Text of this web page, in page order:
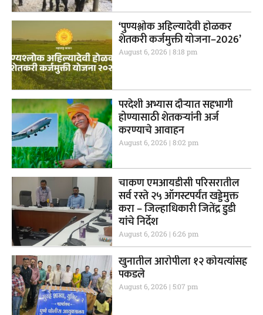
‘पुण्यश्लोक अहिल्यादेवी होळकर
शेतकरी कर्जमुक्ती योजना–2026’
August 6, 2026 8:18 pm
परदेशी अभ्यास दौऱ्यात सहभागी
होण्यासाठी शेतकऱ्यांनी अर्ज
करण्याचे आवाहन
August 6, 2026 8:02 pm
चाकण एमआयडीसी परिसरातील
सर्व रस्ते २५ ऑगस्टपर्यंत खड्डेमुक्त
करा – जिल्हाधिकारी जितेंद्र डुडी
यांचे निर्देश
August 6, 2026 6:26 pm
खुनातील आरोपीला १२ कोयत्यांसह
पकडले
August 6, 2026 5:07 pm